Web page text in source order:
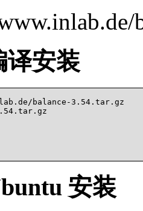
译安装
balance-3.54.tar.gz
安装